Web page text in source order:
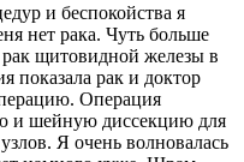
и беспокойства я
нет рака. Чуть больше
рак щитовидной железы в
показала рак и доктор
Операция
и шейную диссекцию для
Я очень волновалась